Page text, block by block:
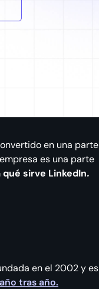
en una parte
es una parte
sirve LinkedIn.
en el 2002 y es
tras año.